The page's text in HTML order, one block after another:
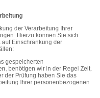
der Verarbeitung Ihrer
Hierzu können Sie sich
Einschränkung der
gespeicherten
benötigen wir in der Regel Zeit,
der Prüfung haben Sie das
Ihrer personenbezogenen